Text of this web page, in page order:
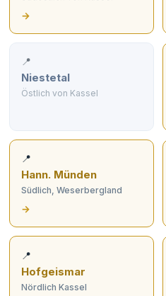
→
📍
Niestetal
Östlich von Kassel
📍
Hann. Münden
Südlich, Weserbergland
→
📍
Hofgeismar
Nördlich Kassel